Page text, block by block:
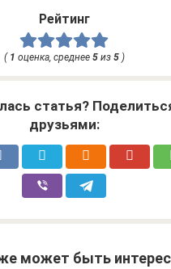
Рейтинг
( 1 оценка, среднее 5из 5)
статья?
друзьями:
может быть